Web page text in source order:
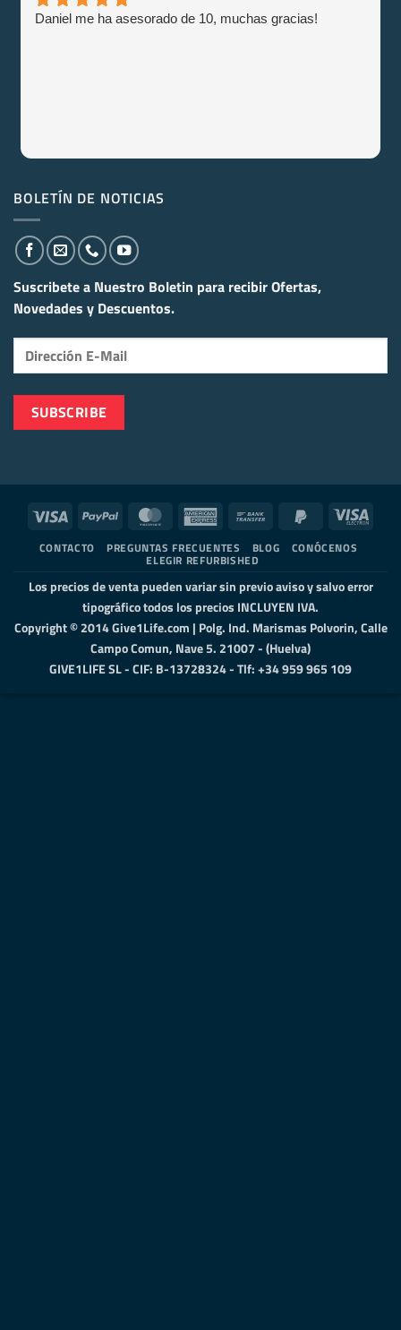
Daniel me ha asesorado de 10, muchas gracias!
BOLETÍN DE NOTICIAS
Suscribete a Nuestro Boletin para recibirOfertas,
Novedades y Descuentos.
Visa PayPal MasterCard American
PayPal
Visa
CONTACTO PREGUNTAS FRECUENTES BLOG CONÓCENOS
ELEGIR REFURBISHED
Los precios de venta pueden variar sin previo aviso y salvo error
tipográfico todos los precios INCLUYEN IVA.
Copyright © 2014 Give1Life.com | Polg. Ind. Marismas Polvorin, Calle
Campo Comun, Nave 5. 21007 - (Huelva)
GIVE1LIFE SL - CIF: B-13728324 - Tlf: +34 959 965 109